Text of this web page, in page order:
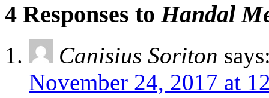
4 Responses toHandal
Canisius Soriton
November 24, 2017 at